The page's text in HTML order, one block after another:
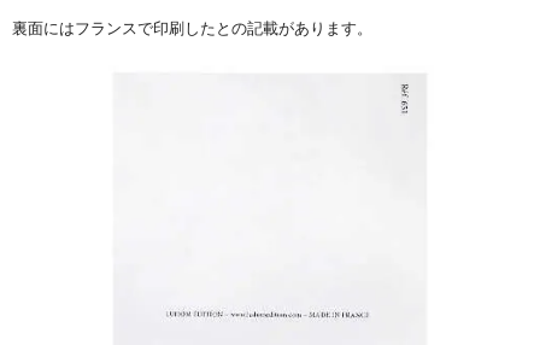
裏面にはフランスで印刷したとの記載があります。